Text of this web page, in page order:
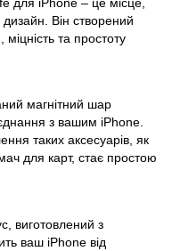
дизайн. Він створений
та простоту
магнітний шар
з вашим iPhone.
таких аксесуарів, як
для карт, стає простою
виготовлений з
ваш iPhone від